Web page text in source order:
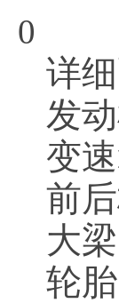
0
详
发
变
前
大
轮